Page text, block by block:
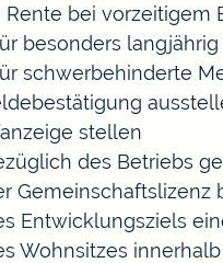
bei vorzeitigem
besonders
schwerbehinderte
stellen
des Betriebs
Gemeinschaftslizenz
Entwicklungsziels
Wohnsitzes